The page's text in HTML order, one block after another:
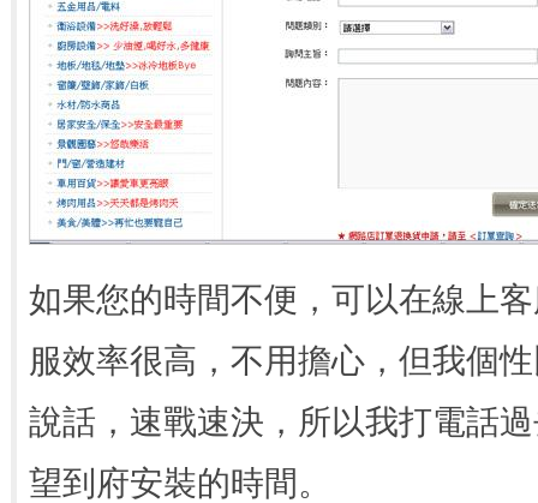
如果您的時間不便，可以在線上
服效率很高，不用擔心，但我個
說話，速戰速決，所以我打電話
望到府安裝的時間。